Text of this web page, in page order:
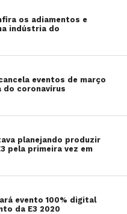
os adiamentos e
indústria do
eventos de março
do coronavírus
planejando produzir
pela primeira vez em
evento 100% digital
da E3 2020